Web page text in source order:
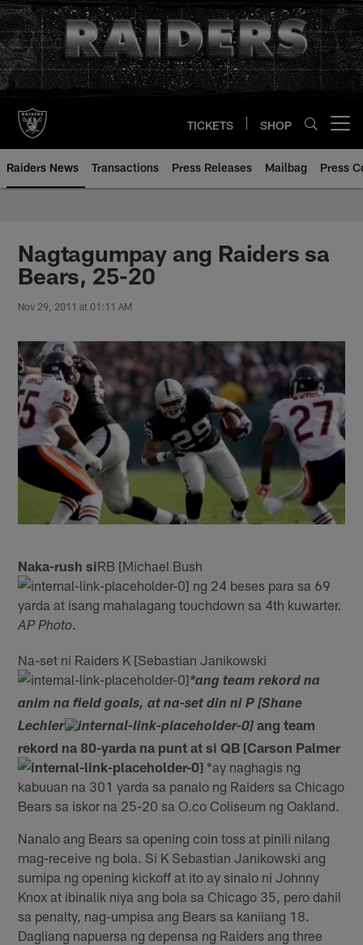
Skip
to
main
content
TICKETS SHOP
Raiders News Transactions Press Releases Mailbag Press
Nagtagumpay ang Raiders sa
Bears, 25-20
Nov 29, 2011 at 01:11 AM
Naka-rush siRB [Michael Bush
ng 24 beses para sa 69
yarda at isang mahalagang touchdown sa 4th kuwarter.
AP Photo
Na-set ni Raiders K [Sebastian Janikowski
*ang team rekord na
anim na field goals, at na-set din ni P [Shane
Lechler
ang team
rekord na 80-yarda na punt at si QB [Carson Palmer
*ay naghagis ng
kabuuan na 301 yarda sa panalo ng Raiders sa Chicago
Bears sa iskor na 25-20 sa O.co Coliseum ng Oakland.
Nanalo ang Bears sa opening coin toss at pinili nilang
mag-receive ng bola. Si K Sebastian Janikowski ang
sumipa ng opening kickoff at ito ay sinalo ni Johnny
Knox at ibinalik niya ang bola sa Chicago 35, pero dahil
sa penalty, nag-umpisa ang Bears sa kanilang 18.
Dagliang napuersa ng depensa ng Raiders ang three